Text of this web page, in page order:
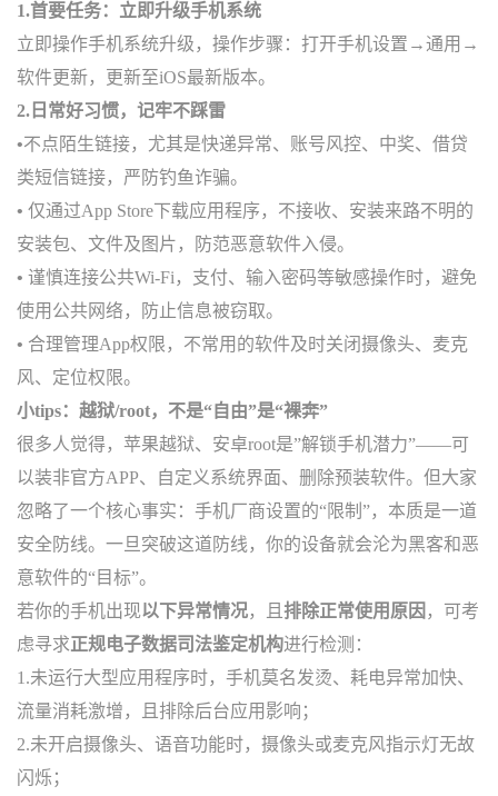
1.首要任务：立即升级手机系统
立即操作手机系统升级，操作步骤：打开手机设置→通用→
软件更新，更新至iOS最新版本。
2.日常好习惯， 记牢不踩雷
•不点陌生链接，尤其是快递异常、账号风控、中奖、借贷
类短信链接，严防钓鱼诈骗。
• 仅通过App Store下载应用程序，不接收、安装来路不明的
安装包、文件及图片，防范恶意软件入侵。
• 谨慎连接公共Wi-Fi，支付、输入密码等敏感操作时，避免
使用公共网络，防止信息被窃取。
• 合理管理App权限，不常用的软件及时关闭摄像头、麦克
风、定位权限。
小tips： 越狱/root，不是“自由”是“裸奔”
很多人觉得，苹果越狱、安卓root是”解锁手机潜力”——可
以装非官方APP、自定义系统界面、删除预装软件。但大家
忽略了一个核心事实：手机厂商设置的“限制”，本质是一道
安全防线。一旦突破这道防线，你的设备就会沦为黑客和恶
意软件的“目标”。
若你的手机出现以下异常情况，且 排除正常使用原因 ，可考
虑寻求正规电子数据司法鉴定机构进行检测：
1.未运行大型应用程序时，手机莫名发烫、耗电异常加快、
流量消耗激增，且排除后台应用影响；
2.未开启摄像头、语音功能时，摄像头或麦克风指示灯无故
闪烁；